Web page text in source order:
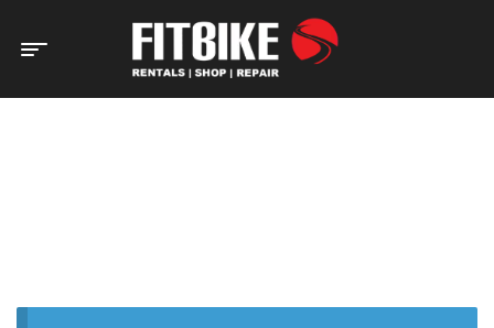
Home Page Produtos etiquetados com “CRIANÇA”